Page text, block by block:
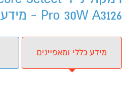
Pro 30W A3126 - מידע נוסף
מידע כללי ומאפיינים